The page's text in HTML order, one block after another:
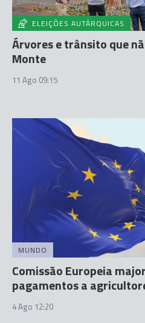
ELEIÇÕES AUTÁRQUICAS
Árvores e trânsito que
Monte
11 Ago 09:15
MUNDO
Comissão Europeia
pagamentos a
4 Ago 12:20